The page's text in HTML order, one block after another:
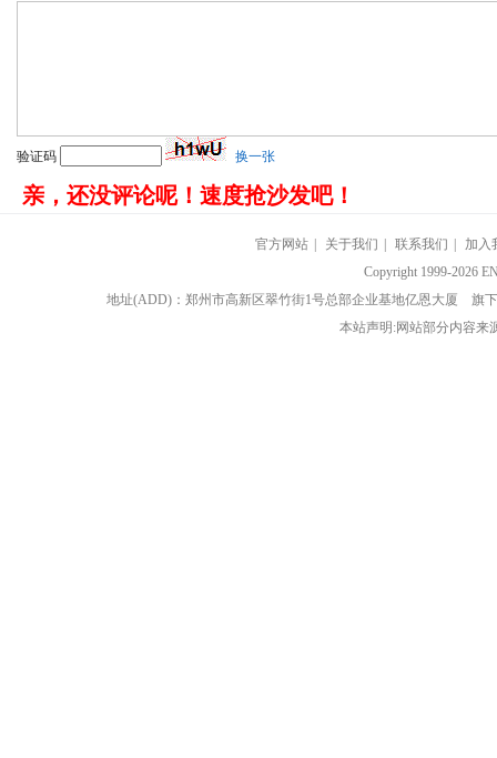
验证码 换一张
亲，还没评论呢！速度抢沙发吧！
官方网站 关于我们 联系我们
加入
Copyright 1999-2026
地址(ADD)：郑州市高新区翠竹街1号总部企业基地亿恩大厦 旗
本站声明:网站部分内容来